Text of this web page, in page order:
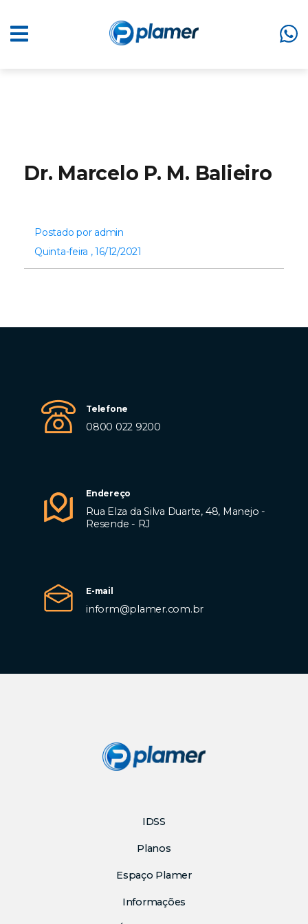
Dr. Marcelo P. M. Balieiro
Postado por admin
Quinta-feira , 16/12/2021
Telefone
0800 022 9200
Endereço
Rua Elza da Silva Duarte, 48, Manejo -
Resende - RJ
E-mail
inform@plamer.com.br
IDSS
Planos
Espaço Plamer
Informações